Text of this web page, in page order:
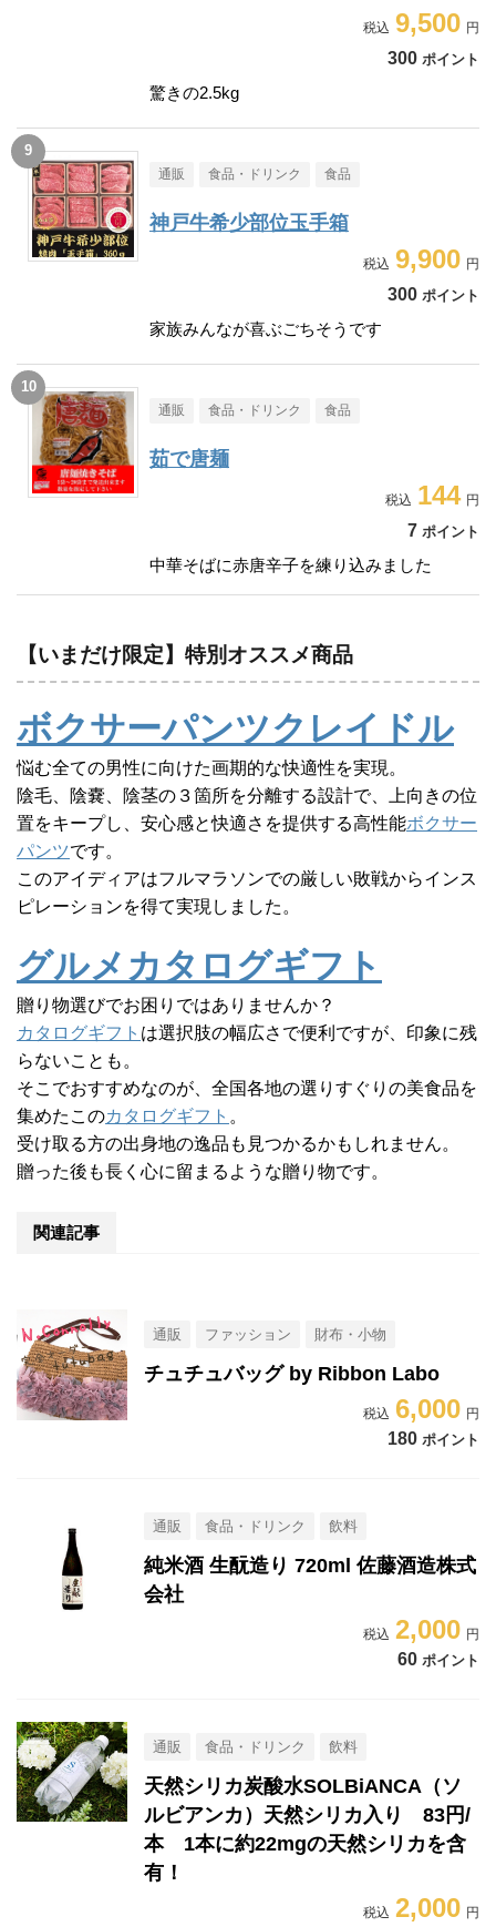
9,500
300 ポイント
驚きの2.5kg
通販 食品・ドリンク 食品
神戸牛希少部位玉手箱
9,900
300 ポイント
家族みんなが喜ぶごちそうです
通販 食品・ドリンク 食品
茹で唐麺
144
7 ポイント
中華そばに赤唐辛子を練り込みました
【いまだけ限定】特別オススメ商品
ボクサーパンツクレイドル
悩む全ての男性に向けた画期的な快適性を実現。
陰毛、陰嚢、陰茎の３箇所を分離する設計で、上向きの位
置をキープし、安心感と快適さを提供する高性能ボクサー
パンツです。
このアイディアはフルマラソンでの厳しい敗戦からインス
ピレーションを得て実現しました。
グルメカタログギフト
贈り物選びでお困りではありませんか？
カタログギフト は選択肢の幅広さで便利ですが、印象に残
らないことも。
そこでおすすめなのが、全国各地の選りすぐりの美食品を
集めたこのカタログギフト 。
受け取る方の出身地の逸品も見つかるかもしれません。
贈った後も長く心に留まるような贈り物です。
関連記事
通販 ファッション 財布・小物
チュチュバッグ by Ribbon Labo
6,000
180 ポイント
通販 食品・ドリンク 飲料
純米酒 生酛造り 720ml 佐藤酒造株式
会社
2,000
60 ポイント
通販 食品・ドリンク 飲料
天然シリカ炭酸水SOLBiANCA（ソ
ルビアンカ）天然シリカ入り 83円/
本 1本に約22mgの天然シリカを含
有！
2,000